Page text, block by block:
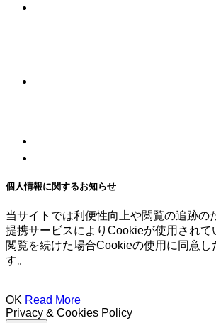
個人情報に関するお知らせ
当サイトでは利便性向上や閲覧の追跡の
提携サービスによりCookieが使用されて
閲覧を続けた場合Cookieの使用に同意し
す。
OK Read More
Privacy & Cookies Policy